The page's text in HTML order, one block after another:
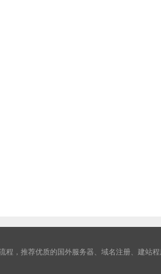
，推荐优质的国外服务器、域名注册、建站